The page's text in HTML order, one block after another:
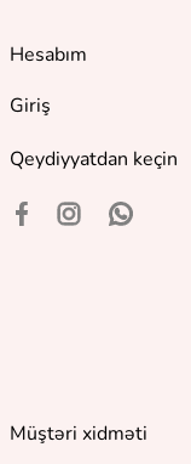
Hesabım
Giriş
Qeydiyyatdan keçin
Müştəri xidməti